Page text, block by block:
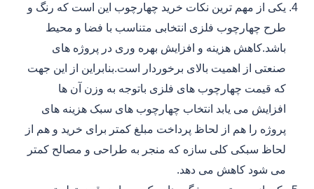
یکی از مهم ترین نکات خرید چهارچوب این است که رنگ و
طرح چهارچوب فلزی انتخابی متناسب با فضا و محیط
باشد.کاهش هزینه و افزایش بهره وری در پروژه های
صنعتی از اهمیت بالای برخوردار است.بنابراین از این جهت
که قیمت چهارچوب های فلزی باتوجه به وزن آن ها
افزایش می یابد انتخاب چهارچوب های سبک هزینه های
پروژه را هم از لحاظ پرداخت مبلغ کمتر برای خرید و هم از
لحاظ سبکی کلی سازه که منجر به طراحی و مصالح کمتر
می شود کاهش می دهد.